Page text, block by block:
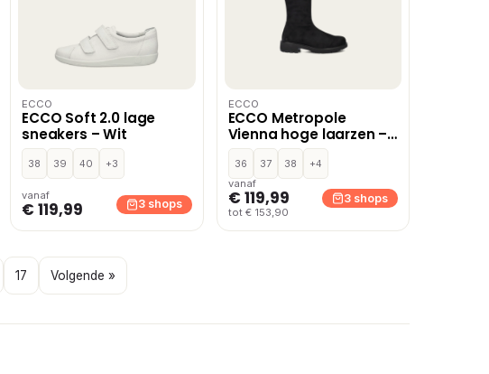
ECCO
ECCO Soft 2.0 lage
sneakers – Wit
38 39 40 +3
vanaf
€ 119,99 3 shops
ECCO
ECCO Metropole
Vienna hoge laarzen –
Zwart
36 37 38
+4
vanaf
€ 119,99
tot € 153,90
3 shops
17 Volgende »